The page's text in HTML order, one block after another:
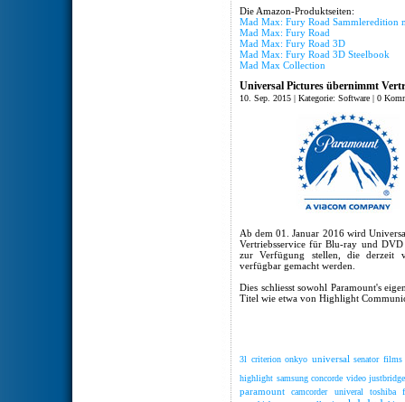
Die Amazon-Produktseiten:
Mad Max: Fury Road Sammleredition
Mad Max: Fury Road
Mad Max: Fury Road 3D
Mad Max: Fury Road 3D Steelbook
Mad Max Collection
Universal Pictures übernimmt
10. Sep. 2015 | Kategorie: Software | 0
Ab dem 01. Januar 2016 wird
Vertriebsservice für Blu-ray und
zur Verfügung stellen, die derzeit
verfügbar gemacht werden.
Dies schliesst sowohl Paramount's
Titel wie etwa von Highlight
3l criterion onkyo universal senator films
highlight samsung concorde video justbridge
paramount camcorder univeral toshiba